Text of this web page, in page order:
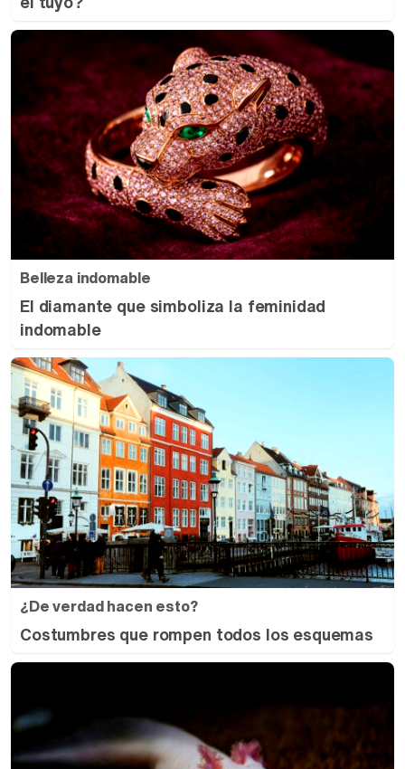
Belleza indomable
El diamante que simboliza la feminidad
indomable
¿De verdad hacen esto?
Costumbres que rompen todos los esquemas